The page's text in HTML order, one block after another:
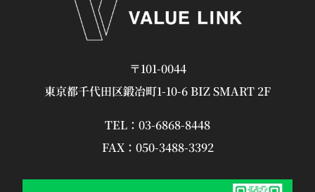
〒101-0044
東京都千代田区鍛冶町1-10-6 BIZ SMART 2F
TEL： 03-6868-8448
FAX：050-3488-3392